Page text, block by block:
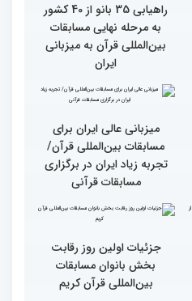
انس با قرآن بهترین نقشه
راه برای زندگی افراد مختلف
به مرحله نهایی مسابقات
بین‌المللی قرآن به میزبانی
ایران